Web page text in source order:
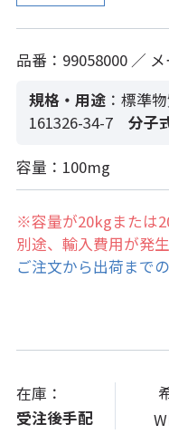
品番：99058000 ／
規格・用途 ：標準
161326-34-7
分子
容量：100mg
※容量が20kgまたは
別途、輸入費用が発
ご注文から出荷まで
在庫：
受注後手配